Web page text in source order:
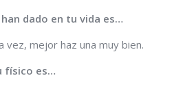
dado en tu vida es…
vez, mejor haz una muy bien.
físico es…